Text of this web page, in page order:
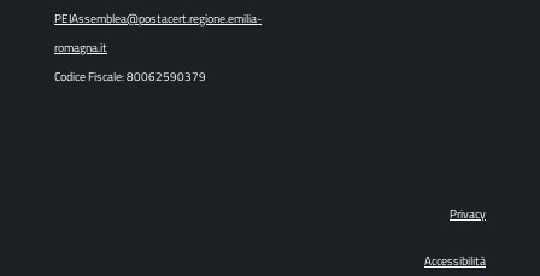
PEIAssemblea@postacert.regione.emilia-
romagna.it
Codice Fiscale: 80062590379
Privacy
Accessibilità